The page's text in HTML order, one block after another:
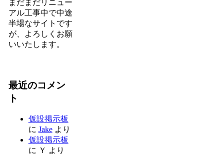
まだまだリニュー
アル工事中で中途
半場なサイトです
が、よろしくお願
いいたします。
最近のコメン
ト
仮設掲示板
に Jakeより
仮設掲示板
に Ｙ より